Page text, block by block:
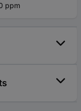
ppm